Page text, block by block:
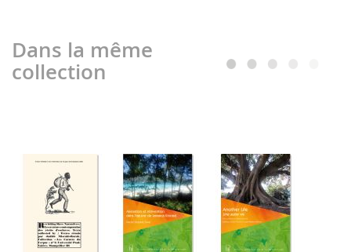
Dans la même
collection